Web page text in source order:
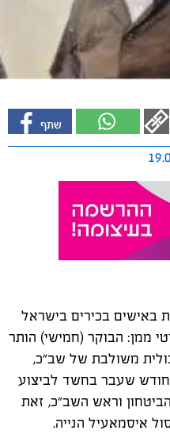
בכירים בישראל
ממן: הבוקר (חמישי) הותר
משולבת של שב"כ,
נעצר ממן בחודש שעבר בחשד לביצוע
וראש השב"כ, זאת
איסמאעיל הנייה.